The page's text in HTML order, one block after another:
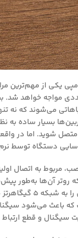
یکی از مهم‌ترین
مواجه خواهد شد.
می‌شوند که
بسیار ساده به
شوید. اما در
دستگاه توسط
این
باعث می‌شود سیگنال
سیگنال و قطع